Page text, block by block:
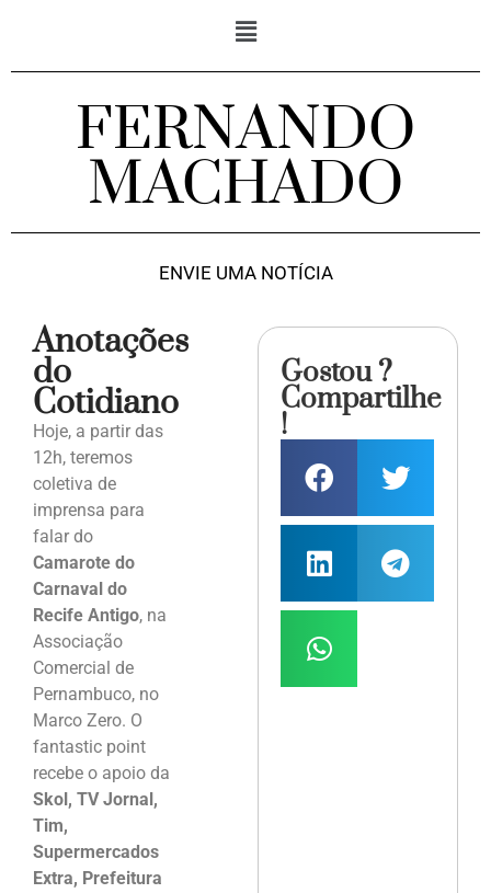
FERNANDO
MACHADO
ENVIE UMA NOTÍCIA
Anotações
do
Cotidiano
Hoje, a partir das
12h, teremos
coletiva de
imprensa para
falar do
Camarote do
Carnaval do
Recife Antigo, na
Associação
Comercial de
Pernambuco, no
Marco Zero. O
fantastic point
recebe o apoio da
Skol, TV Jornal,
Tim,
Supermercados
Extra, Prefeitura
Gostou ?
Compartilhe
!